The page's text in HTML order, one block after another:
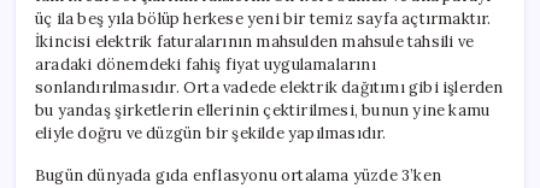
üç ila beş yıla bölüp herkese yeni bir temiz sayfa açtırmaktır.
İkincisi elektrik faturalarının mahsulden mahsule tahsili ve
aradaki dönemdeki fahiş fiyat uygulamalarını
sonlandırılmasıdır. Orta vadede elektrik dağıtımı gibi işlerden
bu yandaş şirketlerin ellerinin çektirilmesi, bunun yine kamu
eliyle doğru ve düzgün bir şekilde yapılmasıdır.
Bugün dünyada gıda enflasyonu ortalama yüzde 3’ken